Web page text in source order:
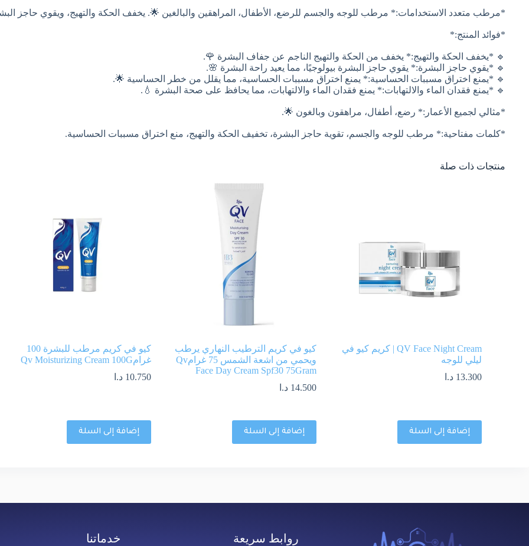
*مرطب متعدد الاستخدامات:* مرطب للوجه والجسم للرضع، الأطفال، المراهقين والبالغين 🌟. يخفف الحكة والتهيج، ويقوي حاجز
*فوائد المنتج:*
🔹 *يخفف الحكة والتهيج:* يخفف من الحكة والتهيج الناجم عن جفاف البشرة 🌹.
🔹 *يقوي حاجز البشرة:* يقوي حاجز البشرة بيولوجيًا، مما يعيد راحة البشرة 🌸.
🔹 *يمنع اختراق مسببات الحساسية:* يمنع اختراق مسببات الحساسية، مما يقلل من خطر الحساسية 🌟.
🔹 *يمنع فقدان الماء والالتهابات:* يمنع فقدان الماء والالتهابات، مما يحافظ على صحة البشرة 💧.
*مثالي لجميع الأعمار:* رضع، أطفال، مراهقون وبالغون 🌟.
*كلمات مفتاحية:* مرطب للوجه والجسم، تقوية حاجز البشرة، تخفيف الحكة والتهيج، منع اختراق مسببات الحساسية.
منتجات ذات صلة
QV Face Night Cream | كريم كيو في
ليلي للوجه
13.300 د.ا
إضافة إلى السلة
كيو في كريم الترطيب النهاري يرطب
ويحمي من اشعة الشمس 75 غرامQv
Face Day Cream Spf30 75Gram
14.500 د.ا
إضافة إلى السلة
كيو في كريم مرطب للبشرة 100
غرامQv Moisturizing Cream 100G
10.750 د.ا
إضافة إلى السلة
روابط سريعة خدماتنا